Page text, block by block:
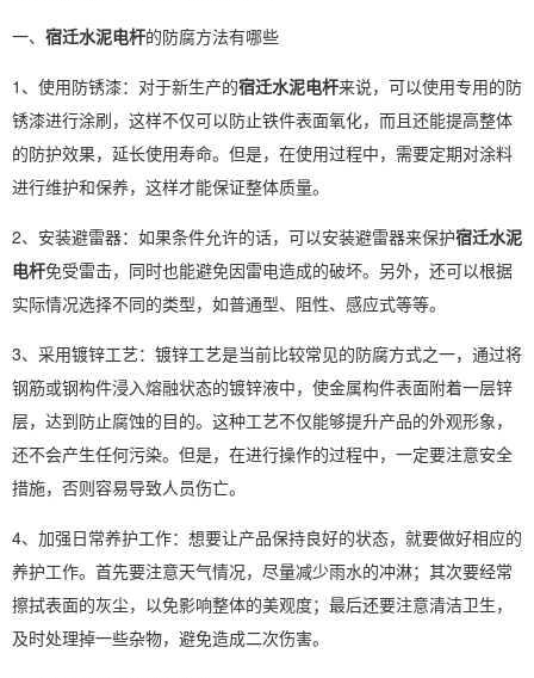
一、 宿迁水泥电杆的防腐方法有哪些
1、使用防锈漆：对于新生产的宿迁水泥电杆来说，可以使用专用的防
锈漆进行涂刷，这样不仅可以防止铁件表面氧化，而且还能提高整体
的防护效果，延长使用寿命。但是，在使用过程中，需要定期对涂料
进行维护和保养，这样才能保证整体质量。
2、安装避雷器：如果条件允许的话，可以安装避雷器来保护宿迁水泥
电杆免受雷击，同时也能避免因雷电造成的破坏。另外，还可以根据
实际情况选择不同的类型，如普通型、阻性、感应式等等。
3、采用镀锌工艺：镀锌工艺是当前比较常见的防腐方式之一，通过将
钢筋或钢构件浸入熔融状态的镀锌液中，使金属构件表面附着一层锌
层，达到防止腐蚀的目的。这种工艺不仅能够提升产品的外观形象，
还不会产生任何污染。但是，在进行操作的过程中，一定要注意安全
措施，否则容易导致人员伤亡。
4、加强日常养护工作：想要让产品保持良好的状态，就要做好相应的
养护工作。首先要注意天气情况，尽量减少雨水的冲淋；其次要经常
擦拭表面的灰尘，以免影响整体的美观度；最后还要注意清洁卫生，
及时处理掉一些杂物，避免造成二次伤害。